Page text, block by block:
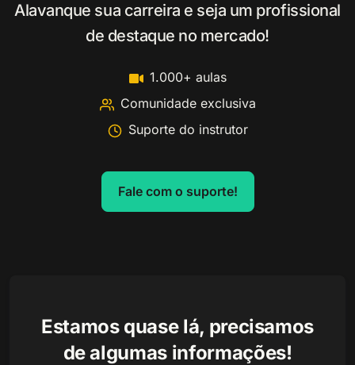
Alavanque sua carreira e seja um profissional
de destaque no mercado!
1.000+ aulas
Comunidade exclusiva
Suporte do instrutor
Fale com o suporte!
Estamos quase lá, precisamos
de algumas informações!